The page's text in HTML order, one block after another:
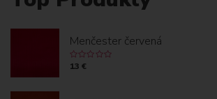
Menčester červená
13 €